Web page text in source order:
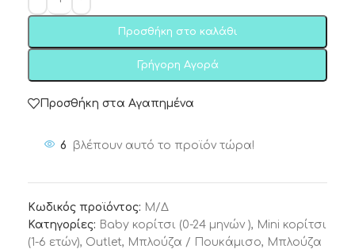
Προσθήκη στο καλάθι
Γρήγορη Αγορά
Προσθήκη στα Αγαπημένα
6 βλέπουν αυτό το προϊόν τώρα!
Κωδικός προϊόντος: Μ/Δ
Κατηγορίες: Baby κορίτσι (0-24 μηνών ), Mini κορίτσι
(1-6 ετών), Outlet, Μπλούζα / Πουκάμισο, Μπλούζα